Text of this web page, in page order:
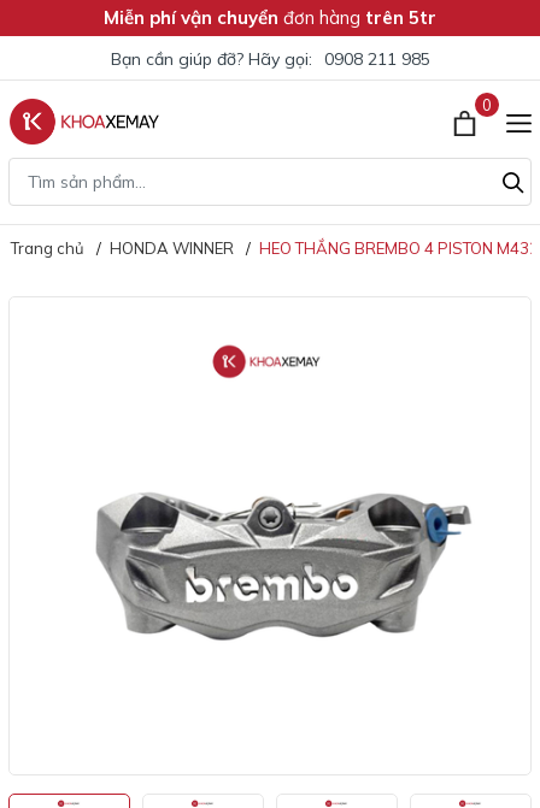
Miễn phí vận chuyển đơn hàng trên 5tr
Bạn cần giúp đỡ? Hãy gọi: 0908 211 985
0
Trang chủ HONDA WINNER HEO THẮNG BREMBO 4 PISTON